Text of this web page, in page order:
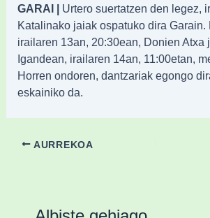
GARAI | Urtero suertatzen den legez,
Katalinako jaiak ospatuko dira Garain.
irailaren 13an, 20:30ean, Donien Atxa
Igandean, irailaren 14an, 11:00etan,
Horren ondoren, dantzariak egongo
eskainiko da.
AURREKOA